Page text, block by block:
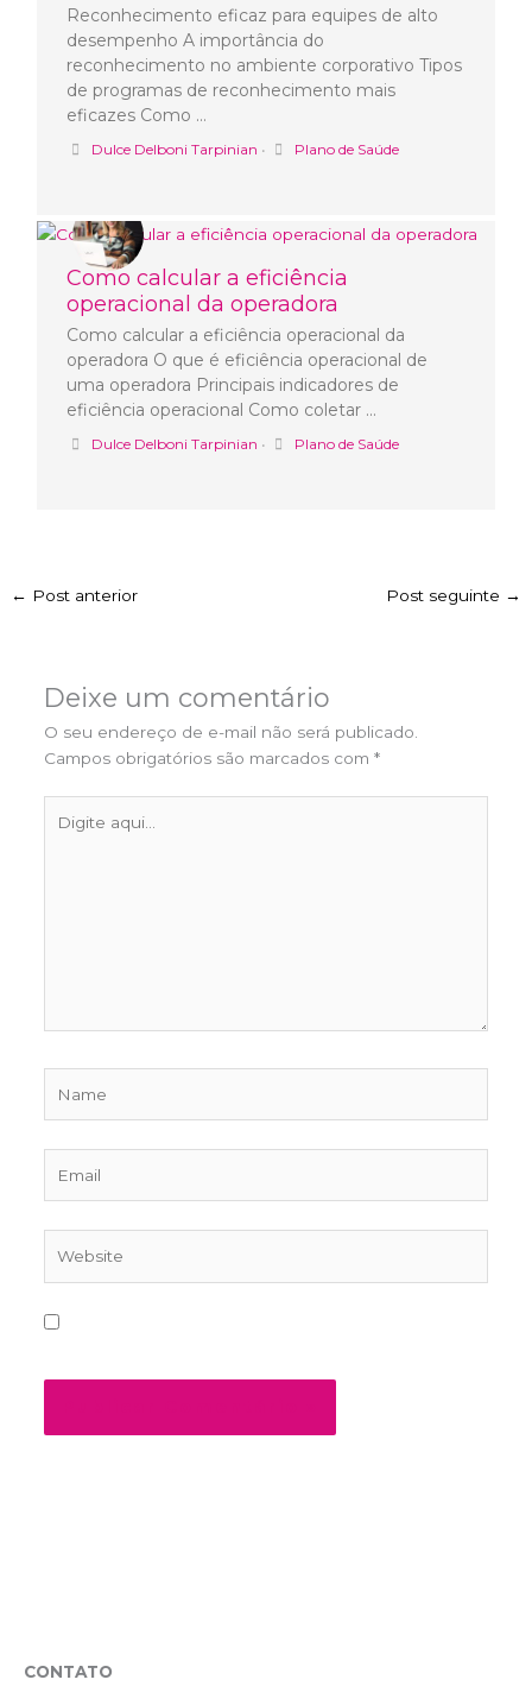
Reconhecimento eficaz para equipes de alto
desempenho A importância do
reconhecimento no ambiente corporativo Tipos
de programas de reconhecimento mais
eficazes Como …
Dulce Delboni Tarpinian • Plano de Saúde
Como calcular a eficiência
operacional da operadora
Como calcular a eficiência operacional da
operadora O que é eficiência operacional de
uma operadora Principais indicadores de
eficiência operacional Como coletar …
Dulce Delboni Tarpinian • Plano de Saúde
← Post anterior Post seguinte →
Deixe um comentário
O seu endereço de e-mail não será publicado.
Campos obrigatórios são marcados com *
aqui...
CONTATO